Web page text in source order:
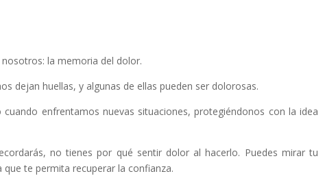
la memoria del dolor.
dejan huellas, y algunas de ellas pueden ser dolorosas.
enfrentamos nuevas situaciones, protegiéndonos con la idea
no tienes por qué sentir dolor al hacerlo. Puedes mirar tu
te permita recuperar la confianza.